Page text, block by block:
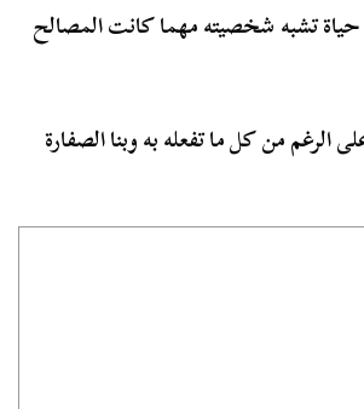
تشبه شخصيته مهما كانت المصالح
من كل ما تفعله به وبنا الصفارة